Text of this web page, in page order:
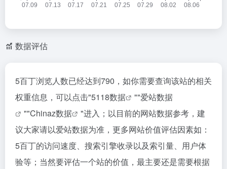
数据评估
5百丁浏览人数已经达到790，如你需要查询该站的相关
权重信息，可以点击"5118数据 ""爱站数据
""Chinaz数据
"进入；以目前的网站数据参考，建
议大家请以爱站数据为准，更多网站价值评估因素如：
5百丁的访问速度、搜索引擎收录以及索引量、用户体
验等；当然要评估一个站的价值，最主要还是需要根据